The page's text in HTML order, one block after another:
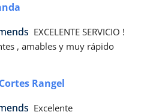
EXCELENTE SERVICIO !
, amables y muy rápido
Rangel
Excelente